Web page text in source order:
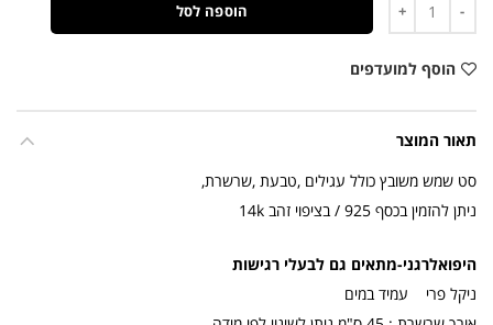
הוספה לסל
הוסף למועדפים
תאור המוצר
סט שמש משובץ כולל עגילים ,טבעת ,שרשרת,
ניתן להזמין בכסף 925 / בציפוי זהב 14k
היפואלרגני-מתאים גם לבעלי רגישות
ניקל פרי עמיד במים